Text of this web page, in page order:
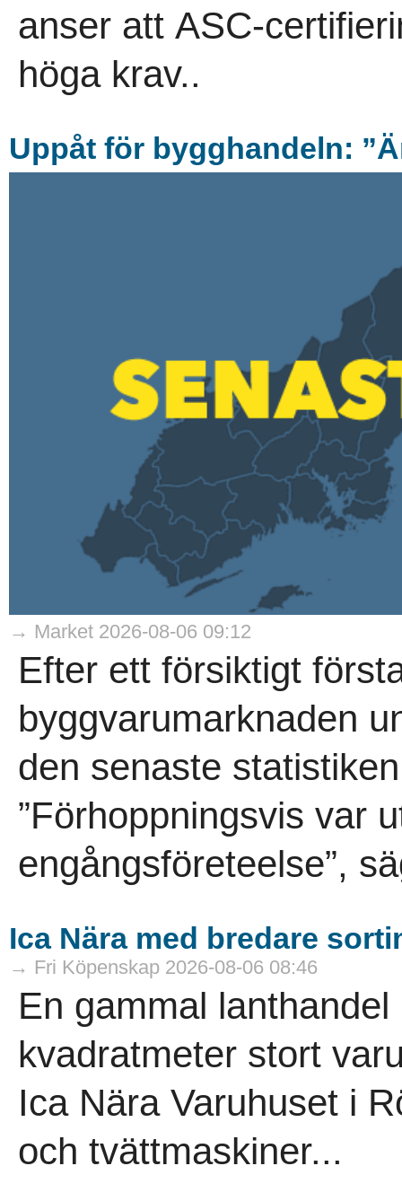
anser att ASC-
höga krav..
→ Market 2026-08-06 09:12
Efter ett försiktigt
byggvarumarknaden
den senaste
”Förhoppningsvis var
engångsföreteelse”,
Ica Nära med bredare
→ Fri Köpenskap 2026-08-06 08:46
En gammal
kvadratmeter stort
Ica Nära Varuhuset i
och tvättmaskiner...